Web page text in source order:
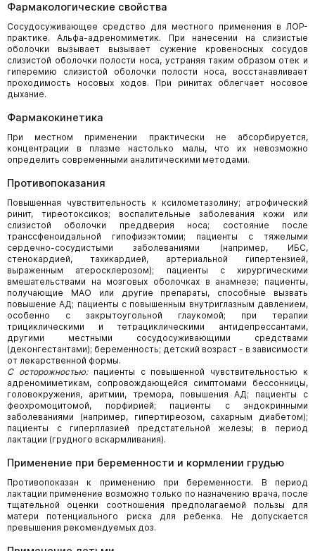
Фармакологические свойства
Сосудосуживающее средство для местного применения в ЛОР-
практике. Альфа-адреномиметик. При нанесении на слизистые
оболочки вызывает вызывает сужение кровеносных сосудов
слизистой оболочки полости носа, устраняя таким образом отек и
гиперемию слизистой оболочки полости носа, восстанавливает
проходимость носовых ходов. При ринитах облегчает носовое
дыхание.
Фармакокинетика
При местном применении практически не абсорбируется,
концентрации в плазме настолько малы, что их невозможно
определить современными аналитическими методами.
Противопоказания
Повышенная чувствительность к ксилометазолину; атрофический
ринит, тиреотоксикоз; воспалительные заболевания кожи или
слизистой оболочки преддверия носа; состояние после
транссфеноидальной гипофизэктомии; пациенты с тяжелыми
сердечно-сосудистыми заболеваниями (например, ИБС,
стенокардией, тахикардией, артериальной гипертензией,
выраженным атеросклерозом); пациенты с хирургическими
вмешательствами на мозговых оболочках в анамнезе; пациенты,
получающие МАО или другие препараты, способные вызвать
повышение АД; пациенты с повышенным внутриглазным давлением,
особенно с закрытоугольной глаукомой; при терапии
трициклическими и тетрациклическими антидепрессантами,
другими местными сосудосуживающими средствами
(деконгестантами); беременность; детский возраст - в зависимости
от лекарственной формы.
С осторожностью:пациенты с повышенной чувствительностью к
адреномиметикам, сопровождающейся симптомами бессонницы,
головокружения, аритмии, тремора, повышения АД; пациенты с
феохромоцитомой, порфирией; пациенты с эндокринными
заболеваниями (например, гипертиреозом, сахарным диабетом);
пациенты с гиперплазией предстательной железы; в период
лактации (грудного вскармливания).
Применение при беременности и кормлении грудью
Противопоказан к применению при беременности. В период
лактации применение возможно только по назначению врача, после
тщательной оценки соотношения предполагаемой пользы для
матери потенциального риска для ребенка. Не допускается
превышения рекомендуемых доз.